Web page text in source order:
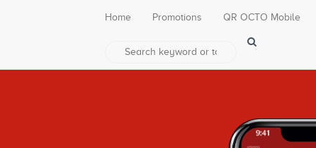
Home Promotions QR OCTO Mobile